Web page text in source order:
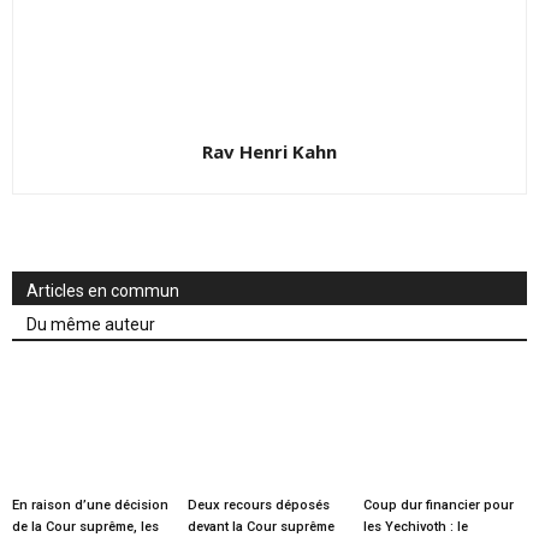
Rav Henri Kahn
Articles en commun
Du même auteur
En raison d’une décision
de la Cour suprême, les
Deux recours déposés
devant la Cour suprême
Coup dur financier pour
les Yechivoth : le